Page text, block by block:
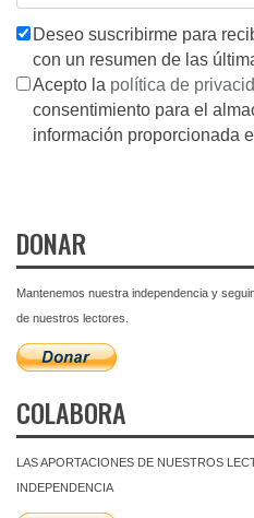
Deseo suscribirme para
con un resumen de las
Acepto la política de
consentimiento para el
información proporcionada
DONAR
Mantenemos nuestra independencia y
de nuestros lectores.
COLABORA
LAS APORTACIONES DE NUESTROS
INDEPENDENCIA